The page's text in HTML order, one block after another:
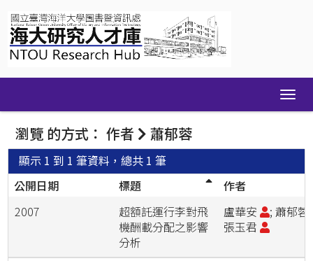
navigation
瀏覽 的方式： 作者 蕭郁蓉
顯示 1 到 1 筆資料，總共 1 筆
公開日期
標題
作者
2007
超額託運行李對飛
機酬載分配之影響
分析
盧華安
; 蕭郁蓉;
張玉君